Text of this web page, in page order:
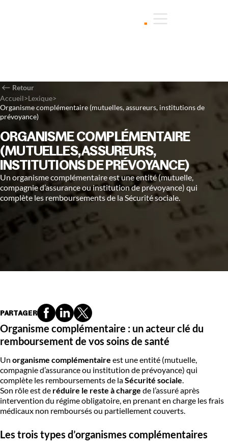
Retour
Accueil>Lexique>
Organisme complémentaire (mutuelles, assureurs, institutions de
prévoyance)
ORGANISME COMPLÉMENTAIRE
(MUTUELLES, ASSUREURS,
INSTITUTIONS DE PRÉVOYANCE)
Un organisme complémentaire est une entité (mutuelle,
compagnie d’assurance ou institution de prévoyance) qui
complète les remboursements de la Sécurité sociale.
Organisme complémentaire : un acteur clé du
remboursement de vos soins de santé
Un organisme complémentaire est une entité (mutuelle,
compagnie d’assurance ou institution de prévoyance) qui
complète les remboursements de laSécurité sociale.
Son rôle est de réduire le reste à charge de l’assuré après
intervention du régime obligatoire, en prenant en charge les frais
médicaux non remboursés ou partiellement couverts.
Les trois types d’organismes complémentaires
PARTAGER